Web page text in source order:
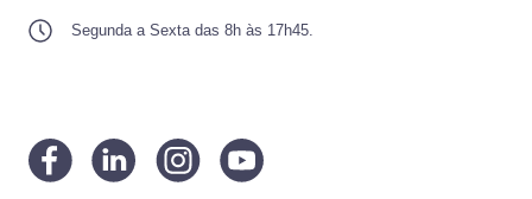
Segunda a Sexta das 8h às 17h45.